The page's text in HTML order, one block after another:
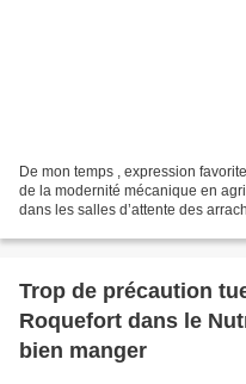
De mon temps , expression
de la modernité mécanique en
dans les salles d’attente des
Trop de précaution
Roquefort dans le
bien manger